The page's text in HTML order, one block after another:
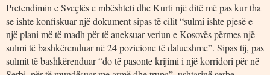
Pretendimin e Sveçlës e mbështeti dhe Kurti një ditë më pas kur tha
se ishte konfiskuar një dokument sipas të cilit “sulmi ishte pjesë e
një plani më të madh për të aneksuar veriun e Kosovës përmes një
sulmi të bashkërenduar në 24 pozicione të dalueshme”. Sipas tij, pas
sulmit të bashkërenduar “do të pasonte krijimi i një korridori për në